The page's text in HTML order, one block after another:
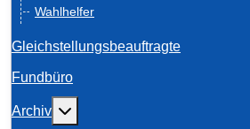
Wahlhelfer
Gleichstellungsbeauftragte
Fundbüro
Archiv Weitere Informationen: Archiv